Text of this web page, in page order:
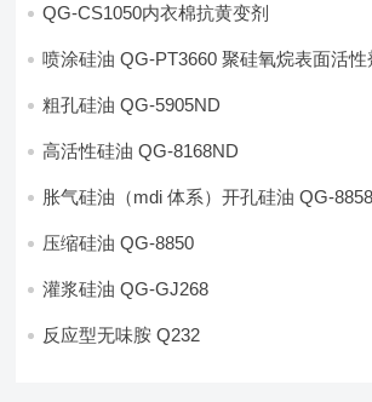
QG-CS1050内衣棉抗黄变剂
喷涂硅油 QG-PT3660 聚硅氧烷表面活性
粗孔硅油 QG-5905ND
高活性硅油 QG-8168ND
胀气硅油（mdi 体系）开孔硅油 QG-
压缩硅油 QG-8850
灌浆硅油 QG-GJ268
反应型无味胺 Q232